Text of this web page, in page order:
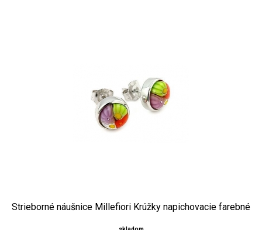
Strieborné náušnice Millefiori Krúžky napichovacie farebné